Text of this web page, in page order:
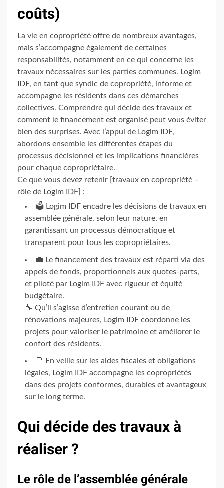
coûts)
La vie en copropriété offre de nombreux avantages,
mais s’accompagne également de certaines
responsabilités, notamment en ce qui concerne les
travaux nécessaires sur les parties communes. Logim
IDF, en tant que syndic de copropriété, informe et
accompagne les résidents dans ces démarches
collectives. Comprendre qui décide des travaux et
comment le financement est organisé peut vous éviter
bien des surprises. Avec l’appui de Logim IDF,
abordons ensemble les différentes étapes du
processus décisionnel et les implications financières
pour chaque copropriétaire.
Ce que vous devez retenir [travaux en copropriété –
rôle de Logim IDF] :
🗳️ Logim IDF encadre les décisions de travaux en
assemblée générale, selon leur nature, en
garantissant un processus démocratique et
transparent pour tous les copropriétaires.
💼 Le financement des travaux est réparti via des
appels de fonds, proportionnels aux quotes-parts,
et piloté par Logim IDF avec rigueur et équité
budgétaire.
🔧 Qu’il s’agisse d’entretien courant ou de
rénovations majeures, Logim IDF coordonne les
projets pour valoriser le patrimoine et améliorer le
confort des résidents.
📑 En veille sur les aides fiscales et obligations
légales, Logim IDF accompagne les copropriétés
dans des projets conformes, durables et avantageux
sur le long terme.
Qui décide des travaux à
réaliser ?
Le rôle de l’assemblée générale